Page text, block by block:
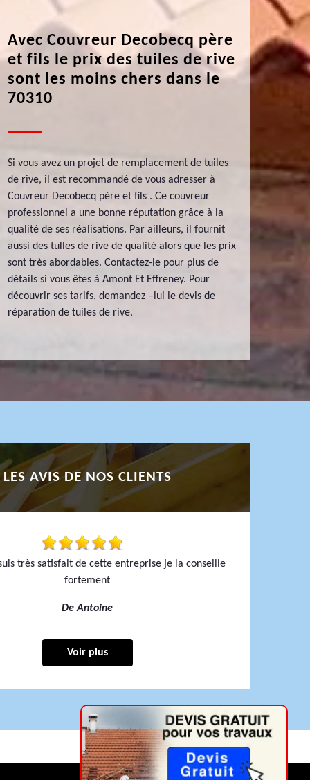
Avec Couvreur Decobecq père
et fils le prix des tuiles de rive
sont les moins chers dans le
70310
Si vous avez un projet de remplacement de tuiles
de rive, il est recommandé de vous adresser à
Couvreur Decobecq père et fils . Ce couvreur
professionnel a une bonne réputation grâce à la
qualité de ses réalisations. Par ailleurs, il fournit
aussi des tulles de rive de qualité alors que les prix
sont très abordables. Contactez-le pour plus de
détails si vous êtes à Amont Et Effreney. Pour
découvrir ses tarifs, demandez –lui le devis de
réparation de tuiles de rive.
LES AVIS DE NOS CLIENTS
très satisfait de cette entreprise je la conseille
fortement
De Antoine
Voir plus